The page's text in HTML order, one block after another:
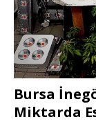
Bursa
Miktarda